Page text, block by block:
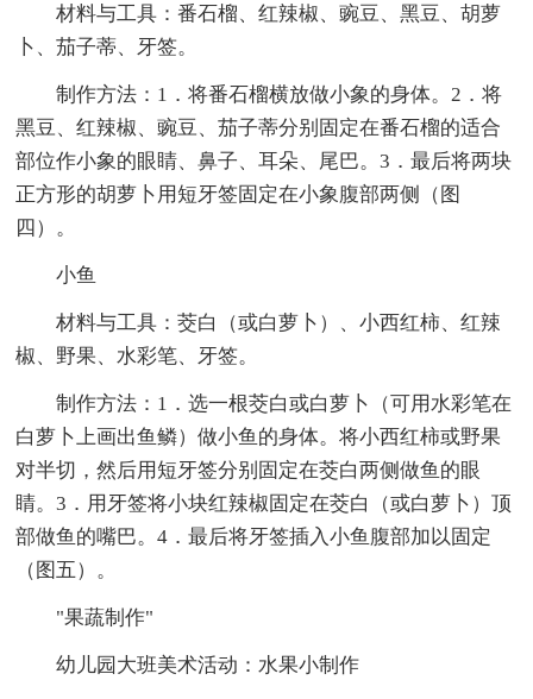
材料与工具：番石榴、红辣椒、豌豆、黑豆、胡萝
卜、茄子蒂、牙签。
制作方法：1．将番石榴横放做小象的身体。2．将
黑豆、红辣椒、豌豆、茄子蒂分别固定在番石榴的适合
部位作小象的眼睛、鼻子、耳朵、尾巴。3．最后将两块
正方形的胡萝卜用短牙签固定在小象腹部两侧（图
四）。
小鱼
材料与工具：茭白（或白萝卜）、小西红柿、红辣
椒、野果、水彩笔、牙签。
制作方法：1．选一根茭白或白萝卜（可用水彩笔在
白萝卜上画出鱼鳞）做小鱼的身体。将小西红柿或野果
对半切，然后用短牙签分别固定在茭白两侧做鱼的眼
睛。3．用牙签将小块红辣椒固定在茭白（或白萝卜）顶
部做鱼的嘴巴。4．最后将牙签插入小鱼腹部加以固定
（图五）。
"果蔬制作"
幼儿园大班美术活动：水果小制作